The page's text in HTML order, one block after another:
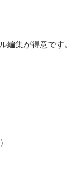
集が得意です。